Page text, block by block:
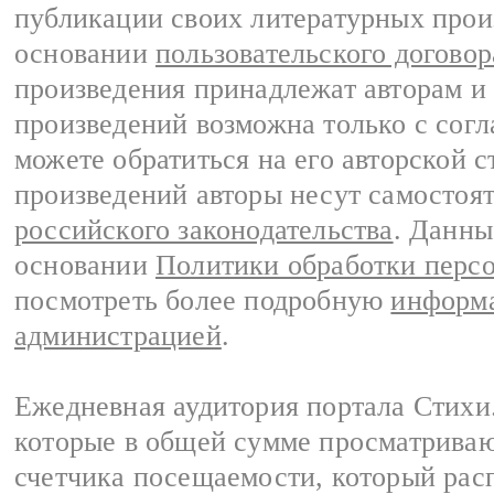
публикации своих литературных
основании пользовательского
произведения принадлежат авторам
произведений возможна только с
можете обратиться на его авторской
произведений авторы несут
российского законодательства.
основании Политики обработки
посмотреть более подробную
администрацией.
Ежедневная аудитория портала
которые в общей сумме
счетчика посещаемости, который